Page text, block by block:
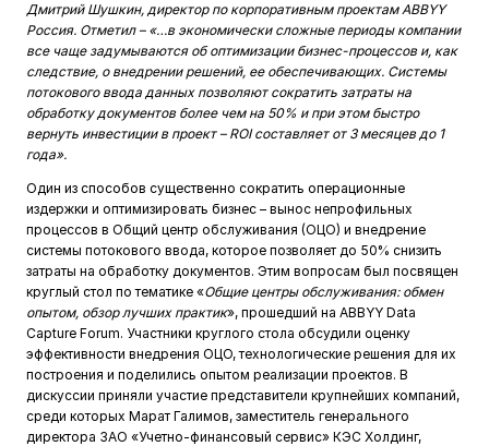
Дмитрий Шушкин, директор по корпоративным проектамABBYY
Россия. Отметил – «…в экономически сложные периоды компании
все чаще задумываются об оптимизации бизнес-процессов и, как
следствие, о внедрении решений, ее обеспечивающих. Системы
потокового ввода данных позволяют сократить затраты на
обработку документов более чем на 50% и при этом быстро
вернуть инвестиции в проект – ROI составляет от 3 месяцев до 1
года».
Один из способов существенно сократить операционные
издержки и оптимизировать бизнес – вынос непрофильных
процессов в Общий центр обслуживания (ОЦО) и внедрение
системы потокового ввода, которое позволяет до 50% снизить
затраты на обработку документов. Этим вопросам был посвящен
круглый стол по тематике «Общие центры обслуживания: обмен
опытом, обзор лучших практик», прошедший на ABBYY Data
Capture Forum. Участники круглого стола обсудили оценку
эффективности внедрения ОЦО, технологические решения для их
построения и поделились опытом реализации проектов. В
дискуссии приняли участие представители крупнейших компаний,
среди которых Марат Галимов, заместитель генерального
директора ЗАО «Учетно-финансовый сервис» КЭС Холдинг,